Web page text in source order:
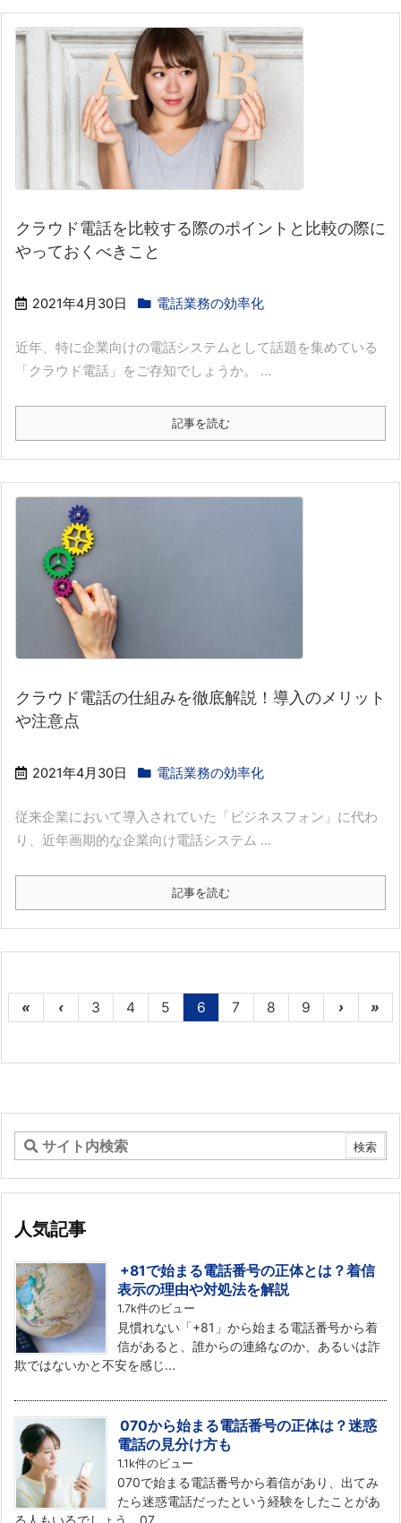
クラウド電話を比較する際のポイントと比較の際に
やっておくべきこと
2021年4月30日 電話業務の効率化
近年、特に企業向けの電話システムとして話題を集めている
「クラウド電話」をご存知でしょうか。 ...
記事を読む
クラウド電話の仕組みを徹底解説！導入のメリット
や注意点
2021年4月30日 電話業務の効率化
従来企業において導入されていた「ビジネスフォン」に代わ
り、近年画期的な企業向け電話システム ...
記事を読む
« ‹ 3 4 5 6 7 8 9 › »
人気記事
+81で始まる電話番号の正体とは？着信
表示の理由や対処法を解説
1.7k件のビュー
見慣れない「+81」から始まる電話番号から着
信があると、誰からの連絡なのか、あるいは詐
欺ではないかと不安を感じ...
070から始まる電話番号の正体は？迷惑
電話の見分け方も
1.1k件のビュー
070で始まる電話番号から着信があり、出てみ
たら迷惑電話だったという経験をしたことがあ
る人もいるでしょう。07...